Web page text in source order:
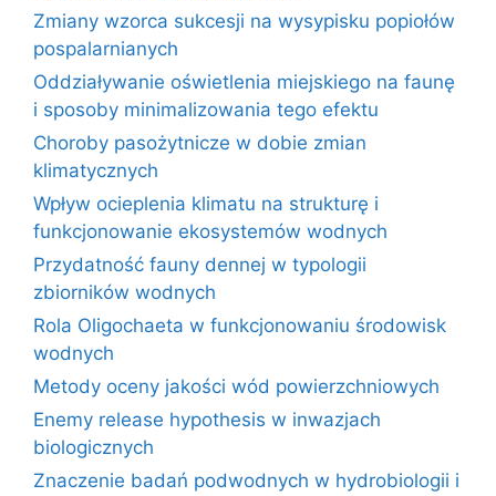
Zmiany wzorca sukcesji na wysypisku popiołów
pospalarnianych
Oddziaływanie oświetlenia miejskiego na faunę
i sposoby minimalizowania tego efektu
Choroby pasożytnicze w dobie zmian
klimatycznych
Wpływ ocieplenia klimatu na strukturę i
funkcjonowanie ekosystemów wodnych
Przydatność fauny dennej w typologii
zbiorników wodnych
Rola Oligochaeta w funkcjonowaniu środowisk
wodnych
Metody oceny jakości wód powierzchniowych
Enemy release hypothesis w inwazjach
biologicznych
Znaczenie badań podwodnych w hydrobiologii i